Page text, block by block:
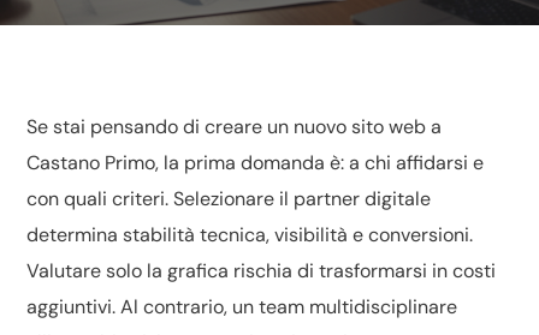
Se stai pensando di creare un nuovo sito web a
Castano Primo, la prima domanda è: a chi affidarsi e
con quali criteri. Selezionare il partner digitale
determina stabilità tecnica, visibilità e conversioni.
Valutare solo la grafica rischia di trasformarsi in costi
aggiuntivi. Al contrario, un team multidisciplinare